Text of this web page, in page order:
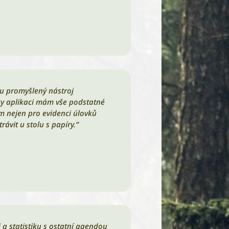
promyšlený nástroj
aplikaci mám vše podstatné
nejen pro evidenci úlovků
u stolu s papíry.“
a statistiku s ostatní agendou